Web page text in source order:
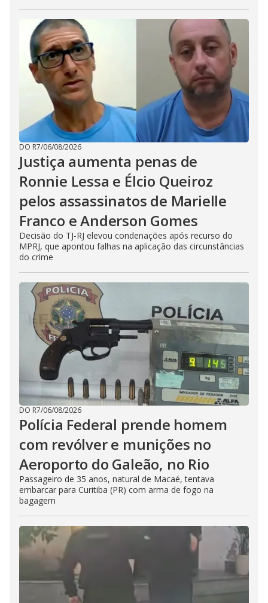
DO R7/06/08/2026
Justiça aumenta penas de
Ronnie Lessa e Élcio Queiroz
pelos assassinatos de Marielle
Franco e Anderson Gomes
Decisão do TJ-RJ elevou condenações após recurso do
MPRJ, que apontou falhas na aplicação das circunstâncias
do crime
DO R7/06/08/2026
Polícia Federal prende homem
com revólver e munições no
Aeroporto do Galeão, no Rio
Passageiro de 35 anos, natural de Macaé, tentava
embarcar para Curitiba (PR) com arma de fogo na
bagagem